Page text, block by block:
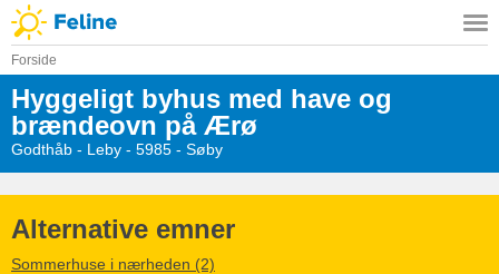
Forside
Hyggeligt byhus med have og
brændeovn på Ærø
Godthåb - Leby - 5985 - Søby
Alternative emner
Sommerhuse i nærheden (2)